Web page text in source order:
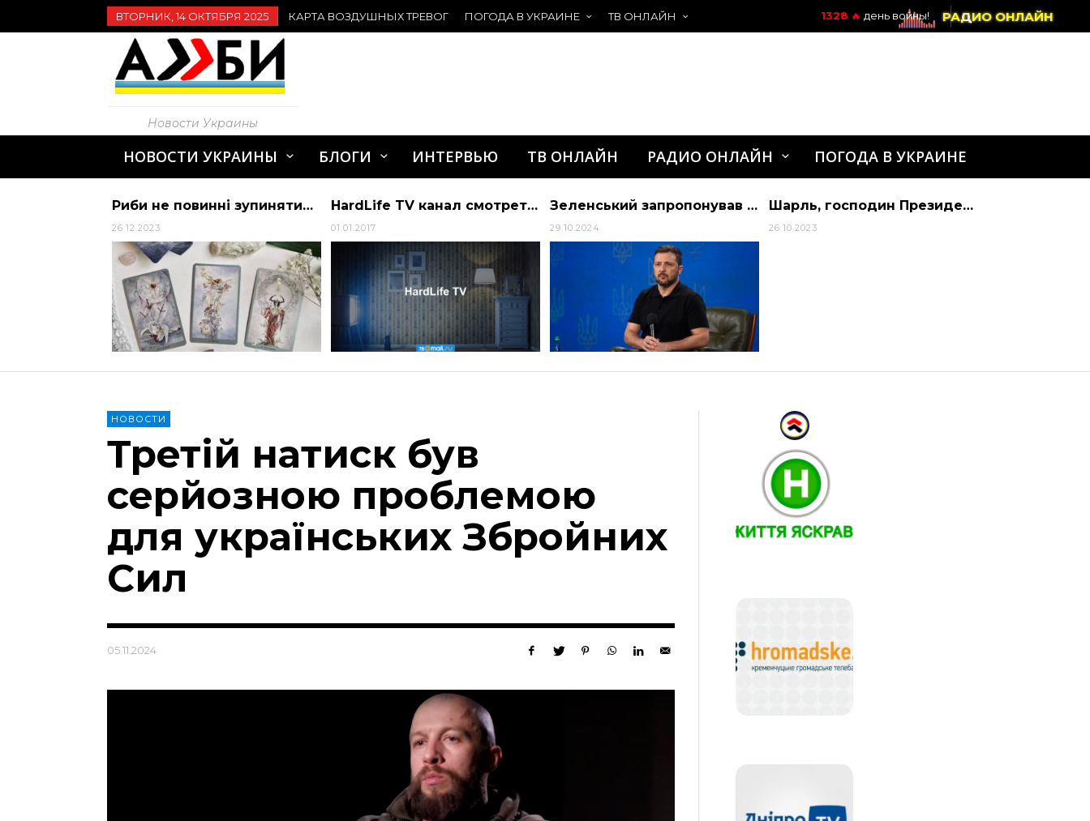
ВТОРНИК, 14 ОКТЯБРЯ 2025 КАРТА ВОЗДУШНЫХ ТРЕВОГ ПОГОДА В УКРАИНЕ ТВ ОНЛАЙН РАДИО ОНЛАЙН
1328 🔥день войны!
Новости Украины
НОВОСТИ УКРАИНЫ БЛОГИ ИНТЕРВЬЮ ТВ ОНЛАЙН РАДИО ОНЛАЙН ПОГОДА В УКРАИНЕ
Риби не повинні зупинятися, а Лев повинен визначитися, чого він хоче: гороскоп таро на 26 грудня 2023 року.
26.12.2023
HardLife TV канал смотреть онлайн
01.01.2017
Зеленський запропонував продовжити воєнний стан і мобілізацію до лютого 2025 року
29.10.2024
Шарль, господин Президент!
26.10.2023
НОВОСТИ
Третій натиск був
серйозною проблемою
для українських Збройних
Сил
05.11.2024